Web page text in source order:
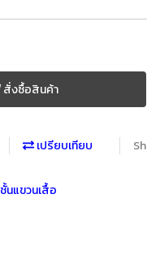
สั่งซื้อสินค้า
เปรียบเทียบ
ชั้นแขวนเสื้อ